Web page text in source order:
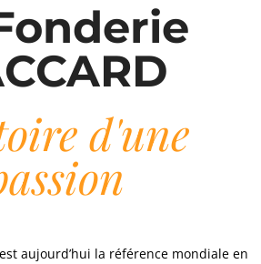
d'une
aujourd’hui la référence mondiale en